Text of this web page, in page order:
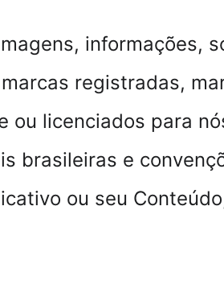
informações,
registradas,
licenciados para
brasileiras e
ou seu